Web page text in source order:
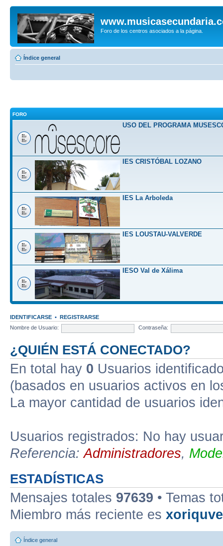
Foro de los centros asociados a la página.
Índice general
FORO
USO DEL PROGRAMA
IES CRISTÓBAL LOZANO
IES La Arboleda
IES LOUSTAU-VALVERDE
IESO Val de Xálima
IDENTIFICARSE • REGISTRARSE
Nombre de Usuario:
Contraseña:
¿QUIÉN ESTÁ CONECTADO?
En total hay 0 Usuarios
(basados en usuarios activos en
La mayor cantidad de usuarios
Usuarios registrados: No hay
Referencia:Administradores,
ESTADÍSTICAS
Mensajes totales 97639 • Temas
Miembro más reciente es
Índice general